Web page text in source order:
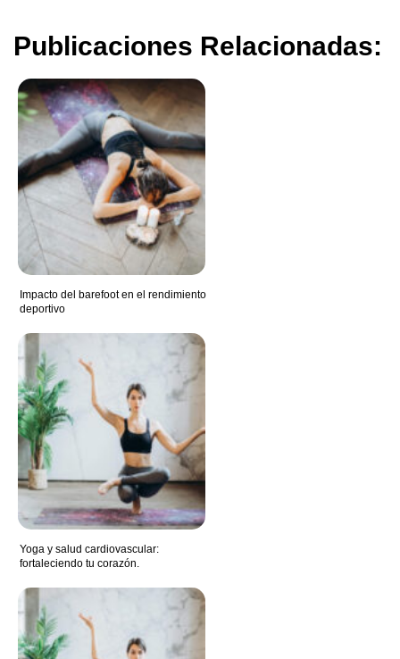
Publicaciones Relacionadas:
Impacto del barefoot en el rendimiento
deportivo
Yoga y salud cardiovascular:
fortaleciendo tu corazón.